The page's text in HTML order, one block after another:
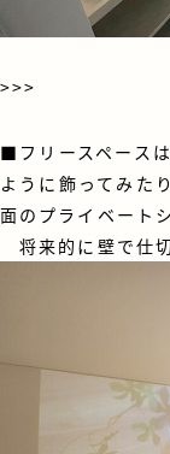
>>>
■フリースペース
ように飾ってみた
面のプライベート
将来的に壁で仕